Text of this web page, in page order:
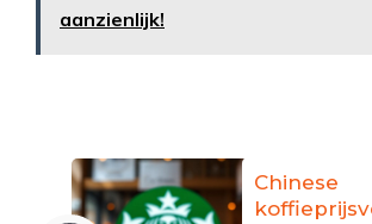
aanzienlijk!
Chinese